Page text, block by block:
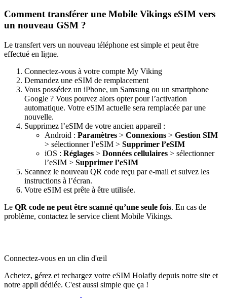
Comment transférer une Mobile Vikings eSIM vers
un nouveau GSM ?
Le transfert vers un nouveau téléphone est simple et peut être
effectué en ligne.
Connectez-vous à votre compte My Viking
Demandez une eSIM de remplacement
Vous possédez un iPhone, un Samsung ou un smartphone
Google ? Vous pouvez alors opter pour l’activation
automatique. Votre eSIM actuelle sera remplacée par une
nouvelle.
Supprimez l’eSIM de votre ancien appareil :
Android : Paramètres > Connexions > Gestion SIM
> sélectionner l’eSIM > Supprimer l’eSIM
iOS : Réglages > Données cellulaires > sélectionner
l’eSIM > Supprimer l’eSIM
Scannez le nouveau QR code reçu par e-mail et suivez les
instructions à l’écran.
Votre eSIM est prête à être utilisée.
Le QR code ne peut être scanné qu’une seule fois. En cas de
problème, contactez le service client Mobile Vikings.
Connectez-vous en un clin d'œil
Achetez, gérez et rechargez votre eSIM Holafly depuis notre site et
notre appli dédiée. C'est aussi simple que ça !